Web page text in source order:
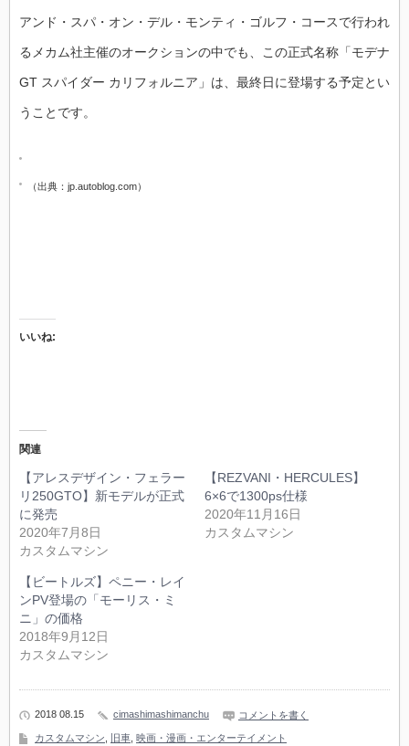
アンド・スパ・オン・デル・モンティ・ゴルフ・コースで行われ
るメカム社主催のオークションの中でも、この正式名称「モデナ
GT スパイダー カリフォルニア」は、最終日に登場する予定とい
うことです。
（出典：jp.autoblog.com）
いいね:
関連
【アレスデザイン・フェラー
リ250GTO】新モデルが正式
に発売
2020年7月8日
カスタムマシン
【REZVANI・HERCULES】
6×6で1300ps仕様
2020年11月16日
カスタムマシン
【ビートルズ】ペニー・レイ
ンPV登場の「モーリス・ミ
ニ」の価格
2018年9月12日
カスタムマシン
2018 08.15 cimashimashimanchu コメントを書く
カスタムマシン 旧車 映画・漫画・エンターテイメント